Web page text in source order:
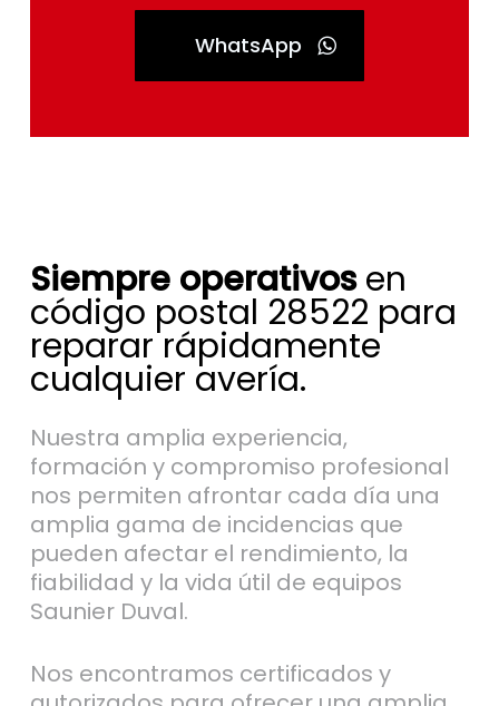
WhatsApp
Siempre operativosen
código postal 28522 para
reparar rápidamente
cualquier avería.
Nuestra amplia experiencia,
formación y compromiso profesional
nos permiten afrontar cada día una
amplia gama de incidencias que
pueden afectar el rendimiento, la
fiabilidad y la vida útil de equipos
Saunier Duval.
Nos encontramos certificados y